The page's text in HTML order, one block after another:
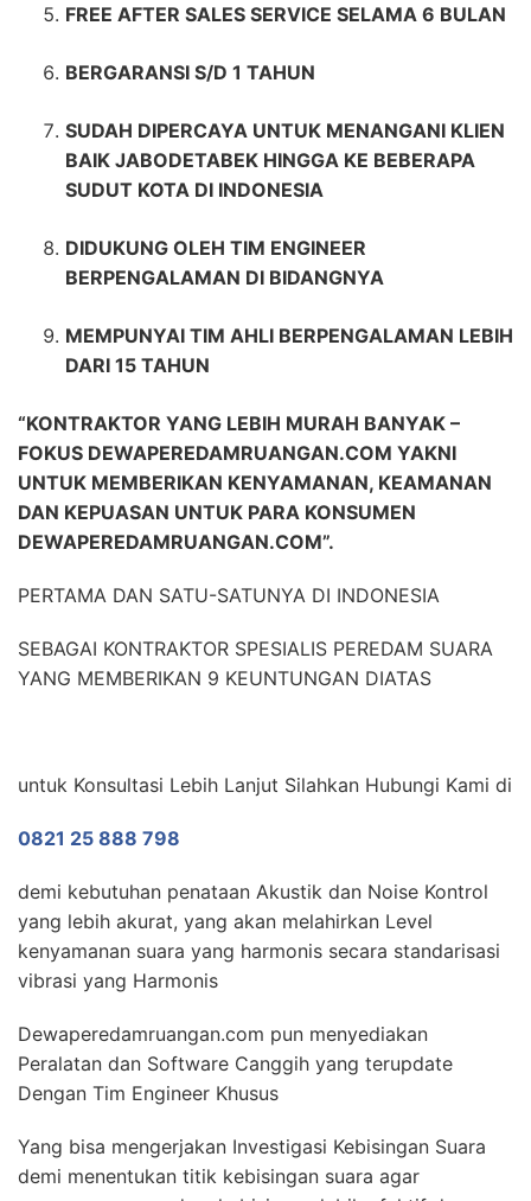
FREE AFTER SALES SERVICE SELAMA 6 BULAN
BERGARANSI S/D 1 TAHUN
SUDAH DIPERCAYA UNTUK MENANGANI KLIEN
BAIK JABODETABEK HINGGA KE BEBERAPA
SUDUT KOTA DI INDONESIA
DIDUKUNG OLEH TIM ENGINEER
BERPENGALAMAN DI BIDANGNYA
MEMPUNYAI TIM AHLI BERPENGALAMAN LEBIH
DARI 15 TAHUN
“KONTRAKTOR YANG LEBIH MURAH BANYAK –
FOKUS DEWAPEREDAMRUANGAN.COM YAKNI
UNTUK MEMBERIKAN KENYAMANAN, KEAMANAN
DAN KEPUASAN UNTUK PARA KONSUMEN
DEWAPEREDAMRUANGAN.COM”.
PERTAMA DAN SATU-SATUNYA DI INDONESIA
SEBAGAI KONTRAKTOR SPESIALIS PEREDAM SUARA
YANG MEMBERIKAN 9 KEUNTUNGAN DIATAS
untuk Konsultasi Lebih Lanjut Silahkan Hubungi Kami di
0821 25 888 798
demi kebutuhan penataan Akustik dan Noise Kontrol
yang lebih akurat, yang akan melahirkan Level
kenyamanan suara yang harmonis secara standarisasi
vibrasi yang Harmonis
Dewaperedamruangan.com pun menyediakan
Peralatan dan Software Canggih yang terupdate
Dengan Tim Engineer Khusus
Yang bisa mengerjakan Investigasi Kebisingan Suara
demi menentukan titik kebisingan suara agar